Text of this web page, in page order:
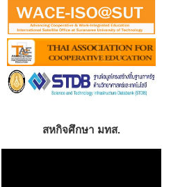
สหกิจศึกษา มทส.